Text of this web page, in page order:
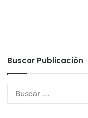
u
o
l
e
Buscar Publicación